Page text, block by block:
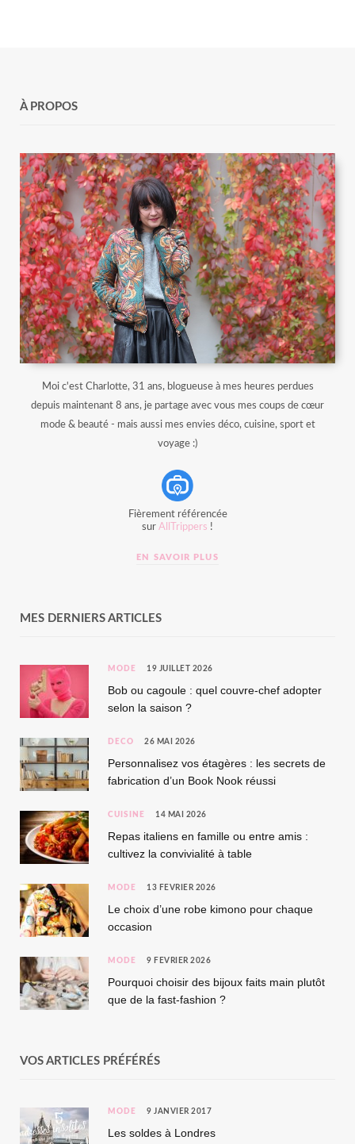
À PROPOS
Moi c'est Charlotte, 31 ans, blogueuse à mes heures perdues
depuis maintenant 8 ans, je partage avec vous mes coups de cœur
mode & beauté - mais aussi mes envies déco, cuisine, sport et
voyage :)
Fièrement référencée
sur AllTrippers !
EN SAVOIR PLUS
MES DERNIERS ARTICLES
MODE 19 JUILLET 2026
Bob ou cagoule : quel couvre-chef adopter
selon la saison ?
DÉCO 26 MAI 2026
Personnalisez vos étagères : les secrets de
fabrication d’un Book Nook réussi
CUISINE 14 MAI 2026
Repas italiens en famille ou entre amis :
cultivez la convivialité à table
MODE 13 FÉVRIER 2026
Le choix d’une robe kimono pour chaque
occasion
MODE 9 FÉVRIER 2026
Pourquoi choisir des bijoux faits main plutôt
que de la fast-fashion ?
VOS ARTICLES PRÉFÉRÉS
MODE 9 JANVIER 2017
Les soldes à Londres